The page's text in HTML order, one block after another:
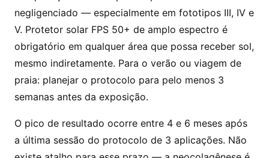
negligenciado — especialmente em fototipos III, IV e
V. Protetor solar FPS 50+ de amplo espectro é
obrigatório em qualquer área que possa receber sol,
mesmo indiretamente. Para o verão ou viagem de
praia: planejar o protocolo para pelo menos 3
semanas antes da exposição.
O pico de resultado ocorre entre 4 e 6 meses após
a última sessão do protocolo de 3 aplicações. Não